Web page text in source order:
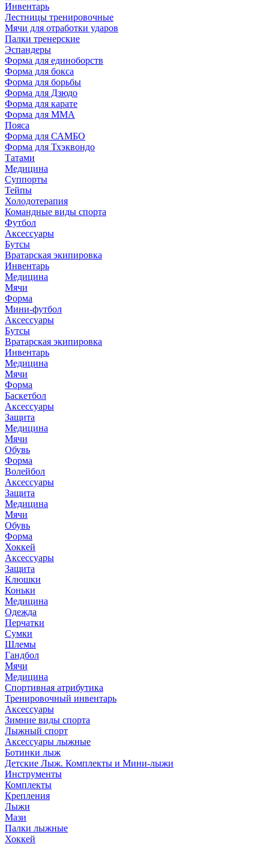
Инвентарь
Лестницы тренировочные
Мячи для отработки ударов
Палки тренерские
Эспандеры
Форма для единоборств
Форма для бокса
Форма для борьбы
Форма для Дзюдо
Форма для карате
Форма для MMA
Пояса
Форма для САМБО
Форма для Тхэквондо
Татами
Медицина
Суппорты
Тейпы
Холодотерапия
Командные виды спорта
Футбол
Аксессуары
Бутсы
Вратарская экипировка
Инвентарь
Медицина
Мячи
Форма
Мини-футбол
Аксессуары
Бутсы
Вратарская экипировка
Инвентарь
Медицина
Мячи
Форма
Баскетбол
Аксессуары
Защита
Медицина
Мячи
Обувь
Форма
Волейбол
Аксессуары
Защита
Медицина
Мячи
Обувь
Форма
Хоккей
Аксессуары
Защита
Клюшки
Коньки
Медицина
Одежда
Перчатки
Сумки
Шлемы
Гандбол
Мячи
Медицина
Спортивная атрибутика
Тренировочный инвентарь
Аксессуары
Зимние виды спорта
Лыжный спорт
Аксессуары лыжные
Ботинки лыж
Детские Лыж. Комплекты и Мини-лыжи
Инструменты
Комплекты
Крепления
Лыжи
Мази
Палки лыжные
Хоккей